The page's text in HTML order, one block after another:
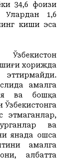
34,6 фоизи
Улардан 1,6
киши эса
хорижда
амалга
ва бошқа
этмаганлар,
ва
янада ошса
амалга
албатта